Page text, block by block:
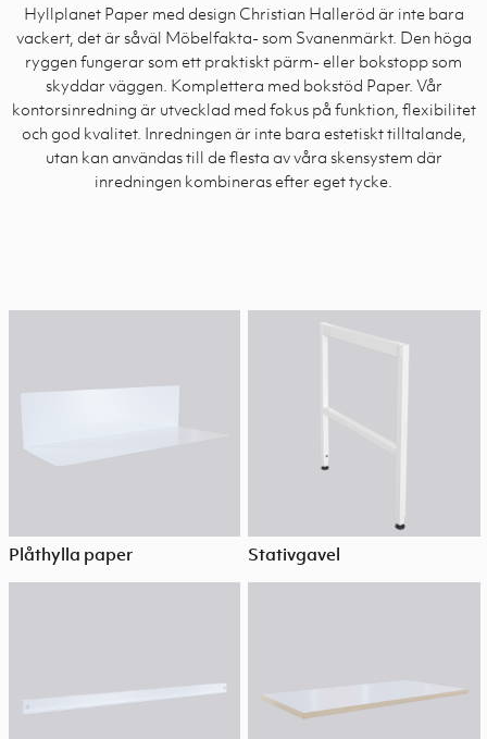
Hyllplanet Paper med design Christian Halleröd är inte bara
vackert, det är såväl Möbelfakta- som Svanenmärkt. Den höga
ryggen fungerar som ett praktiskt pärm- eller bokstopp som
skyddar väggen. Komplettera med bokstöd Paper. Vår
kontorsinredning är utvecklad med fokus på funktion, flexibilitet
och god kvalitet. Inredningen är inte bara estetiskt tilltalande,
utan kan användas till de flesta av våra skensystem där
inredningen kombineras efter eget tycke.
Plåthylla paper Stativgavel